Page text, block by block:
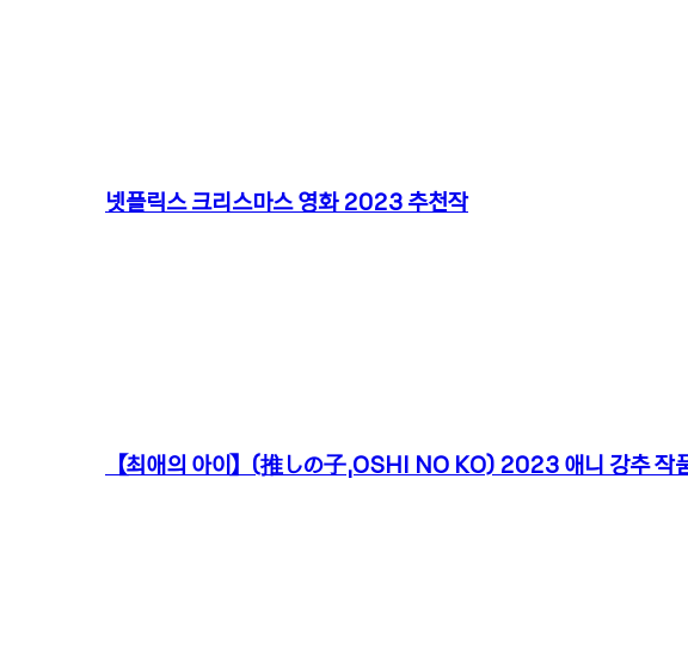
넷플릭스 크리스마스 영화 2023 추천작
【최애의 아이】(推しの子,OSHI NO KO) 2023 애니 강추 작